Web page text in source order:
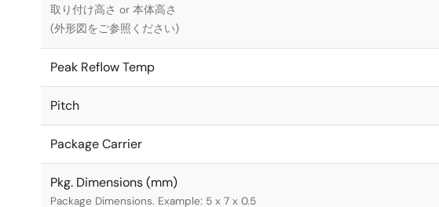
取り付け高さ or 本体高さ
(外形図をご参照ください)
Peak Reflow Temp
Pitch
Package Carrier
Pkg. Dimensions (mm)
Package Dimensions. Example: 5 x 7 x 0.5